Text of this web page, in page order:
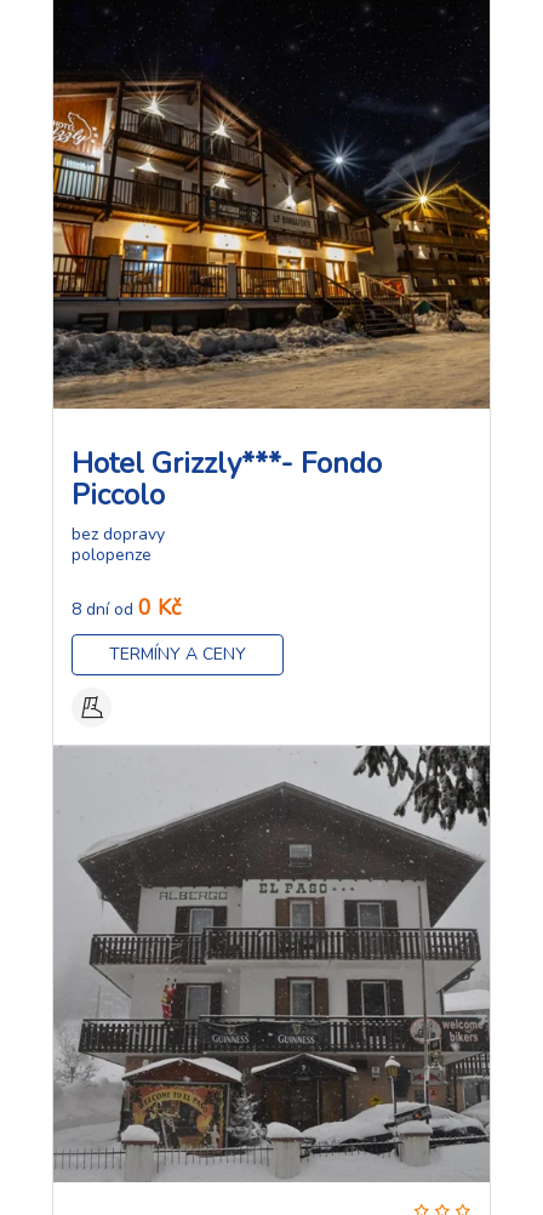
Hotel Grizzly***- Fondo
Piccolo
bez dopravy
polopenze
8 dní od 0 Kč
TERMÍNY A CENY